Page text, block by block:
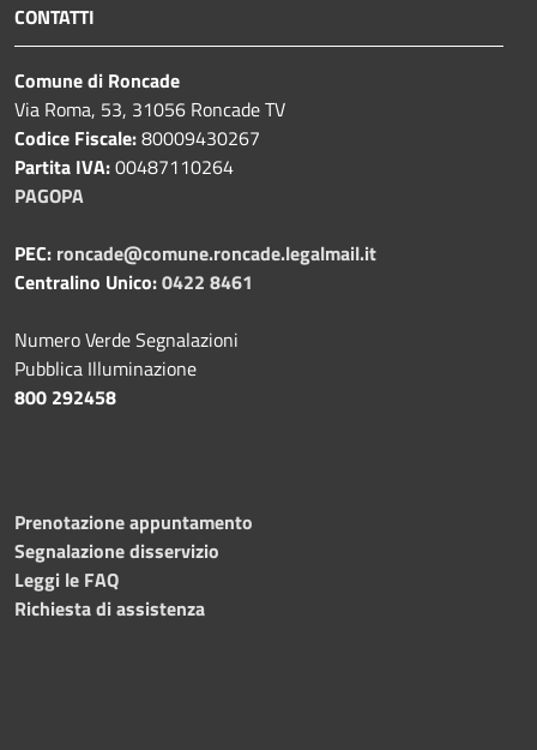
CONTATTI
Comune di Roncade
Via Roma, 53, 31056 Roncade TV
Codice Fiscale:80009430267
Partita IVA:00487110264
PAGOPA
PEC: roncade@comune.roncade.legalmail.it
Centralino Unico:0422 8461
Numero Verde Segnalazioni
Pubblica Illuminazione
800 292458
Prenotazione appuntamento
Segnalazione disservizio
Leggi le FAQ
Richiesta di assistenza